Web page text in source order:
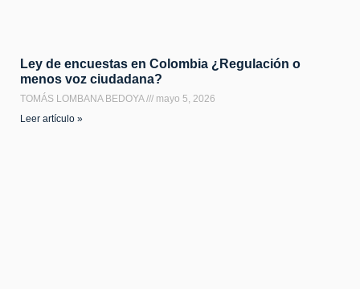
Ley de encuestas en Colombia ¿Regulación o
menos voz ciudadana?
TOMÁS LOMBANA BEDOYA
mayo 5, 2026
Leer artículo »